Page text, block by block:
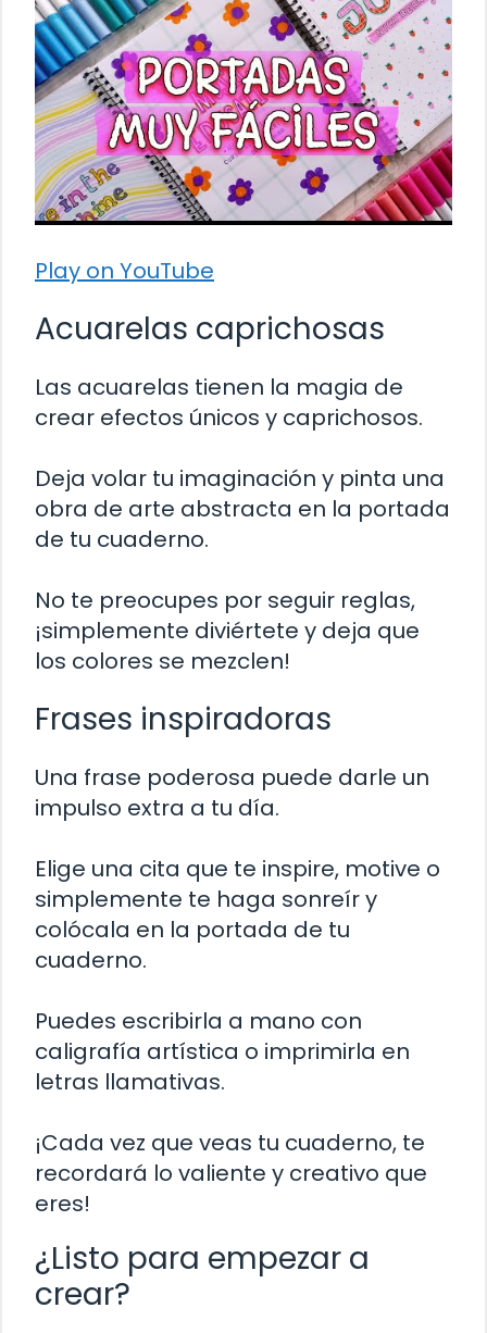
Play on YouTube
Acuarelas caprichosas
Las acuarelas tienen la magia de
crear efectos únicos y caprichosos.
Deja volar tu imaginación y pinta una
obra de arte abstracta en la portada
de tu cuaderno.
No te preocupes por seguir reglas,
¡simplemente diviértete y deja que
los colores se mezclen!
Frases inspiradoras
Una frase poderosa puede darle un
impulso extra a tu día.
Elige una cita que te inspire, motive o
simplemente te haga sonreír y
colócala en la portada de tu
cuaderno.
Puedes escribirla a mano con
caligrafía artística o imprimirla en
letras llamativas.
¡Cada vez que veas tu cuaderno, te
recordará lo valiente y creativo que
eres!
¿Listo para empezar a
crear?